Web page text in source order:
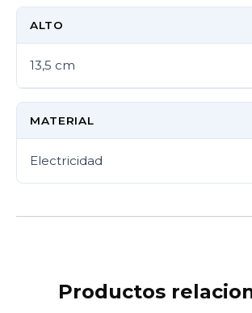
ALTO
13,5 cm
MATERIAL
Electricidad
Productos